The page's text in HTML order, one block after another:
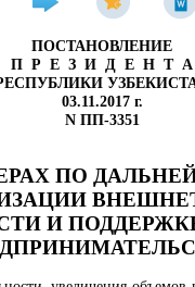
ПОСТАНОВЛЕНИЕ
П Р Е З И Д Е Н Т А
03.11.2017 г.
N ПП-3351
ПО
И